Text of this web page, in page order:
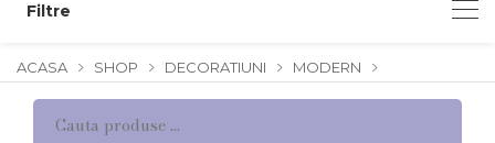
Filtre
ACASA SHOP DECORATIUNI MODERN